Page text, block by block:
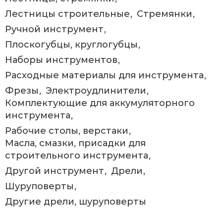
Лестницы строительные
Стремянки
Ручной инструмент
Плоскогубцы, круглогубцы
Наборы инструментов
Расходные материалы для инструмента
Фрезы
Электроудлинители
Комплектующие для аккумуляторного
инструмента
Рабочие столы, верстаки
Масла, смазки, присадки для
строительного инструмента
Другой инструмент
Дрели
Шуруповерты
Другие дрели, шуруповерты